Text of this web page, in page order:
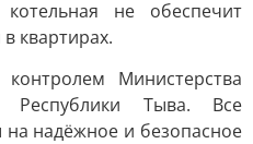
не обеспечит
квартирах.
Министерства
Республики Тыва. Все
надёжное и безопасное